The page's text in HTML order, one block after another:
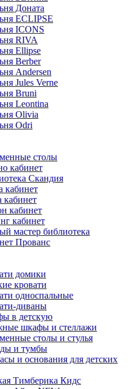
Доната
ECLIPSE
ICONS
RIVA
Ellipse
Berber
Andersen
Jules Verne
Bruni
Leontina
Olivia
Odri
столы
кабинет
Скандия
кабинет
кабинет
кабинет
кабинет
мастер библиотека
Прованс
домики
кровати
односпальные
диваны
в детскую
шкафы и стеллажи
столы и стулья
и тумбы
и основания для детских
Тимберика Кидс